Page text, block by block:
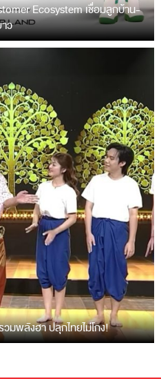
Ecosystem เชื่อมลูกบ้าน-
ว
วมพลังฮา ปลุกไทยไม่โกง!